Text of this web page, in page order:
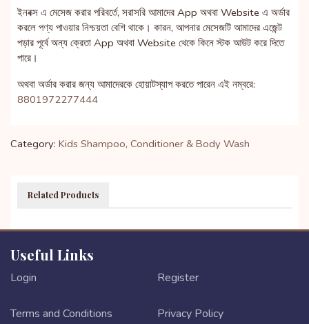
ইনবক্স এ মেসেজ করার পরিবর্তে, সরাসরি আমাদের App অথবা Website এ অর্ডার
করলে পণ্য পাওয়ার নিশ্চয়তা বেশি থাকে। কারন, আপনার মেসেজটি আমাদের এজেন্ট
পড়ার পূর্বে অন্য ক্রেতা App অথবা Website থেকে কিনে স্টক আউট করে দিতে
পারে।
অথবা অর্ডার করার জন্য আমাদেরকে হোয়াটস্যাপ করতে পারেন এই নম্বরে:
8801972277444
Category: Kids Shampoo, Conditioner & Body Wash
Related Products
Useful Links
Login Register
Terms and Conditions Privacy Policy